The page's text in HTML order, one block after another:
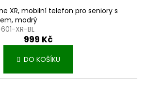
XR, mobilní telefon pro seniory s
modrý
XR-BL
999 Kč
DO KOŠÍKU